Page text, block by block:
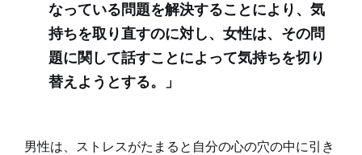
なっている問題を解決することにより、気
持ちを取り直すのに対し、女性は、その問
題に関して話すことによって気持ちを切り
替えようとする。」
男性は、ストレスがたまると自分の心の穴の中に引き